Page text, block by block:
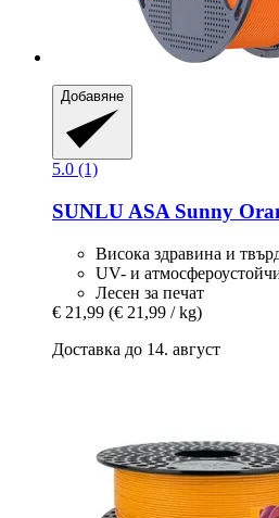
Добавяне
5.0 (1)
SUNLU ASA Sunny
Висока здравина и
UV- и
Лесен за печат
€ 21,99 (€ 21,99 / kg)
Доставка до 14. август